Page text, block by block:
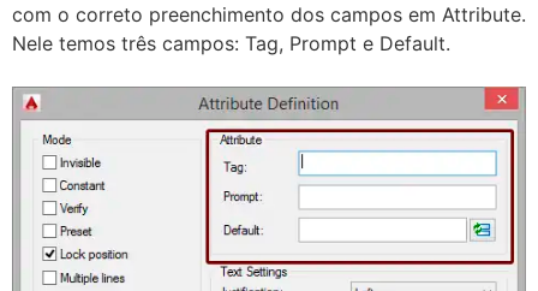
com o correto preenchimento dos campos em Attribute.
Nele temos três campos: Tag, Prompt e Default.